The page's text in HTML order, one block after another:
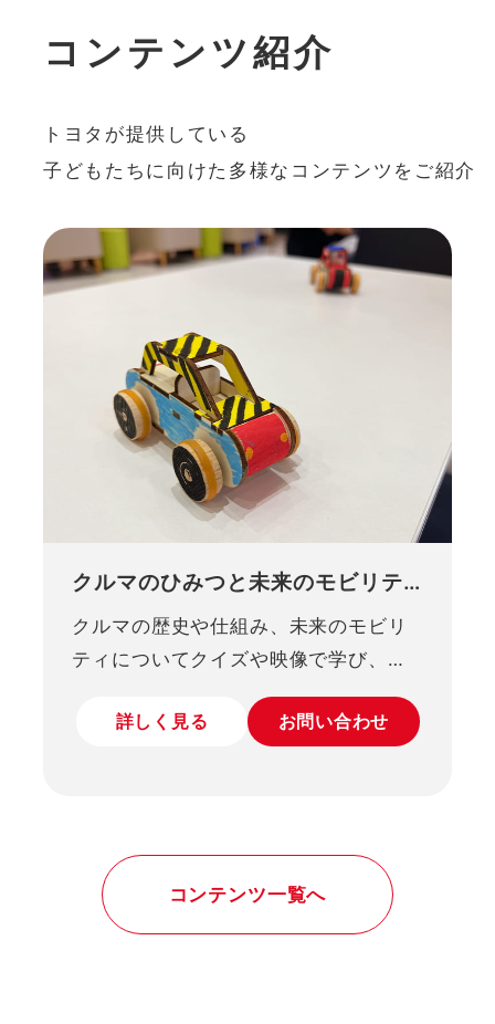
コ ン テ ン ツ紹介
トヨタが提供している
⼦どもたちに向けた多様なコンテンツをご紹介
クルマのひみつと未来のモビリテ
ィ
クルマの歴史や仕組み、未来のモビリ
ティについてクイズや映像で学び、
ゼンマイで動くオリジナルカーを親子
で作る工作プログラムです。
詳しく見る お問い合わせ
コンテンツ一覧へ